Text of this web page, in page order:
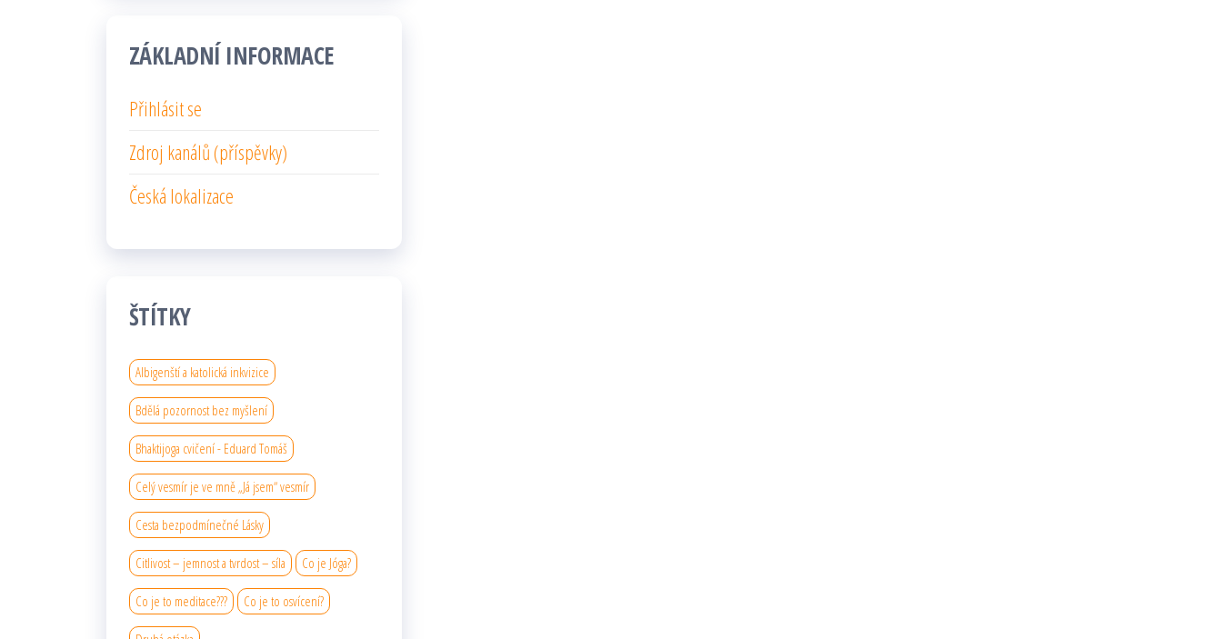
ZÁKLADNÍ INFORMACE
Přihlásit se
Zdroj kanálů (příspěvky)
Česká lokalizace
ŠTÍTKY
Albigenští a katolická inkvizice
Bdělá pozornost bez myšlení
Bhaktijoga cvičení - Eduard Tomáš
Celý vesmír je ve mně „Já jsem“ vesmír
Cesta bezpodmínečné Lásky
Citlivost – jemnost a tvrdost – síla Co je Jóga?
Co je to meditace??? Co je to osvícení?